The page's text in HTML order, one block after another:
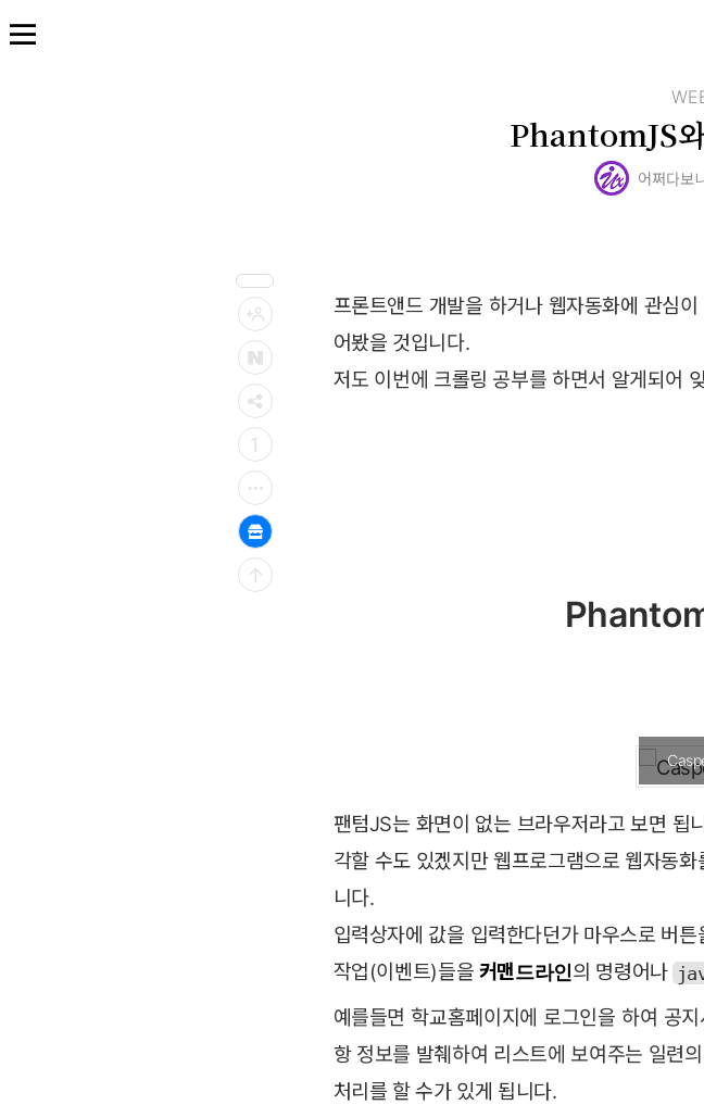
문
PhantomJS
어쩌다보
프론트앤드 개발을 하거나 웹자동화에 관심
어봤을 것입니다.
저도 이번에 크롤링 공부를 하면서 알게되어
팬텀JS는 화면이 없는 브라우저라고 보면 됩
각할 수도 있겠지만 웹프로그램으로 웹자동
니다.
입력상자에 값을 입력한다던가 마우스로 버
작업(이벤트)들을 커맨드라인의 명령어나
예를들면 학교홈페이지에 로그인을 하여 공
항 정보를 발췌하여 리스트에 보여주는 일련
처리를 할 수가 있게 됩니다.
1